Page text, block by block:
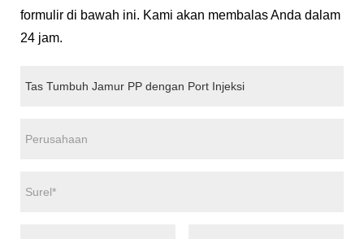
formulir di bawah ini. Kami akan membalas Anda dalam
24 jam.